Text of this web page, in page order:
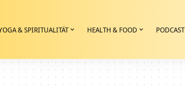
& SPIRITUALITÄT HEALTH & FOOD PODCAST